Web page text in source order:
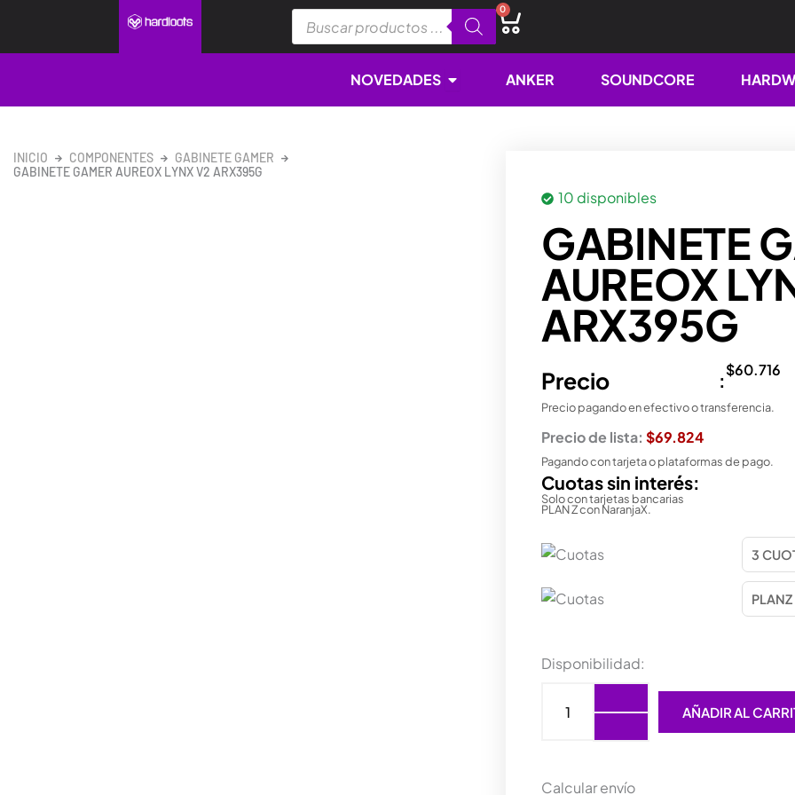
contenido
productos
0
Cart
NOVEDADES Open NOVEDADES
ANKER SOUNDCORE
INICIO COMPONENTES
GABINETE GAMER
GABINETE GAMER AUREOX LYNX V2 ARX395G
10 disponibles
GABINETE
AUREOX
ARX395G
Precio :$60.716
Precio pagando en efectivo o transferencia.
Precio de lista: $69.824
Pagando con tarjeta o plataformas de pago.
Cuotas sin interés:
Solo con tarjetas bancarias
PLAN Z con NaranjaX.
Disponibilidad:
GABINETE
LYNX
AÑADIR AL
Calcular envío